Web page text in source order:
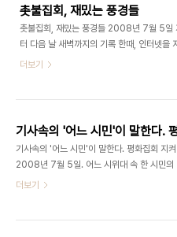
발하기로 했다. 이는 원세훈 행정안전부 장관
불집회는 100% 불법이며 경찰의 법집행에는
을 묻지 않겠다."고 밝히는 등 정부가 법질서
강조하며 공권력에 힘을 실어준 뒤에 나온 것
라서 공안정국 조성이 아니냐는 지적이 나온다.
스템'을 구축하기로 했다. 이는 채증된 모든
촛불집회, 재밌는 풍경들
촛불집회, 재밌는 풍경들 2008년 7월 5일
터 다음 날 새벽까지의 기록 한때, 인터넷을
싱하형이 돌아왔다. 10초안에 못오면 어쩌나.
하는 분들은 1천원에 파는 생수를 500원에
들. 힘내시라고 그냥 1000원에 샀다. ^^ 다
의 봉사차는 대체 정체가 뭘까? 커피도 주고,
주고, 라면도 주고, 아침에는 오렌지도 준다.
무 아름다운 분! 복받으시라! 얼마냐구? 공짜
치는 창의시정이란 문구가 너무 잘 어울린다
더보기
기사속의 '어느 시민'이 말한다. 평화집회 지
2008년 7월 5일. 어느 시위대 속 한 시민의
그냥 시위대가 되자 블로거로서 취재한답시고
더보기